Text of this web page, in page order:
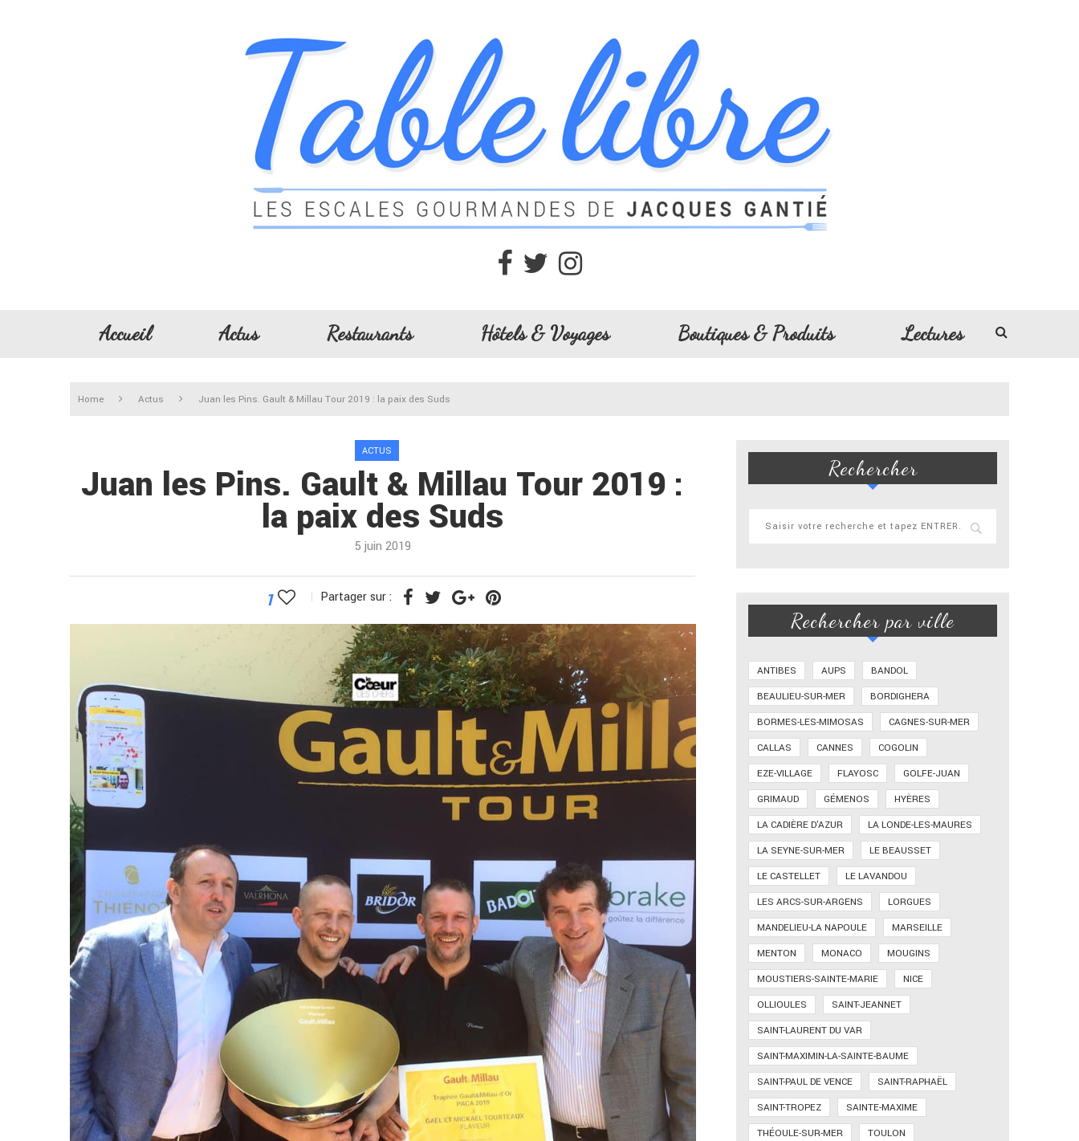
Accueil Actus Restaurants Hôtels & Voyages Boutiques & Produits Lectures
Home Actus Juan les Pins. Gault & Millau Tour 2019 : la paix des Suds
ACTUS
Juan les Pins. Gault & Millau Tour 2019 :
la paix des Suds
5 juin 2019
1 Partager sur :
Rechercher
Rechercher par ville
ANTIBES AUPS
BANDOL
BEAULIEU-SUR-MER
BORDIGHERA
BORMES-LES-MIMOSAS
CAGNES-SUR-MER
CALLAS
CANNES
COGOLIN
EZE-VILLAGE
FLAYOSC
GOLFE-JUAN
GRIMAUD
GÉMENOS
HYÈRES
LA CADIÈRE D'AZUR
LA LONDE-LES-MAURES
LA SEYNE-SUR-MER
LE BEAUSSET
LE CASTELLET
LE LAVANDOU
LES ARCS-SUR-ARGENS
LORGUES
MANDELIEU-LA NAPOULE
MARSEILLE
MENTON
MONACO
MOUGINS
MOUSTIERS-SAINTE-MARIE
NICE
OLLIOULES
SAINT-JEANNET
SAINT-LAURENT DU VAR
SAINT-MAXIMIN-LA-SAINTE-BAUME
SAINT-PAUL DE VENCE
SAINT-RAPHAËL
SAINT-TROPEZ
SAINTE-MAXIME
THÉOULE-SUR-MER
TOULON